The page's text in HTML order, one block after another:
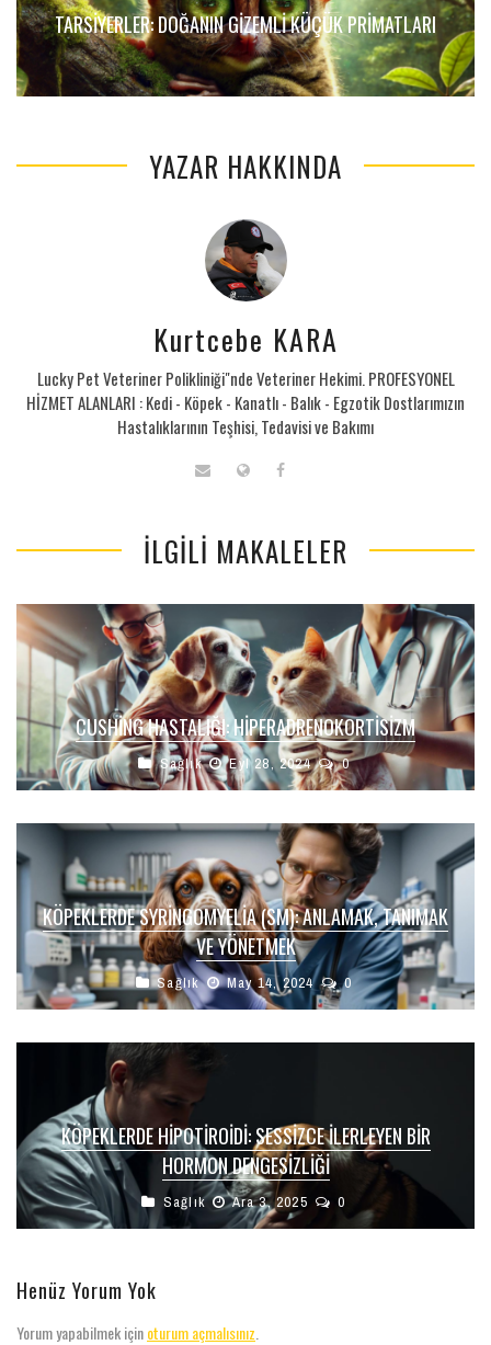
TARSIYERLER: DOĞANIN GIZEMLI KÜÇÜK PRIMATLARI
YAZAR HAKKINDA
Kurtcebe KARA
Lucky Pet Veteriner Polikliniği"nde Veteriner Hekimi. PROFESYONEL
HİZMET ALANLARI : Kedi - Köpek - Kanatlı - Balık - Egzotik Dostlarımızın
Hastalıklarının Teşhisi, Tedavisi ve Bakımı
İLGILI MAKALELER
CUSHING HASTALIĞI: HIPERADRENOKORTISIZM
Sağlık Eyl 28, 2024 0
KÖPEKLERDE SYRINGOMYELIA (SM): ANLAMAK, TANIMAK
VE YÖNETMEK
Sağlık May 14, 2024 0
KÖPEKLERDE HIPOTIROIDI: SESSIZCE İLERLEYEN BIR
HORMON DENGESIZLIĞI
Sağlık Ara 3, 2025 0
Henüz Yorum Yok
Yorum yapabilmek içinoturum açmalısınız